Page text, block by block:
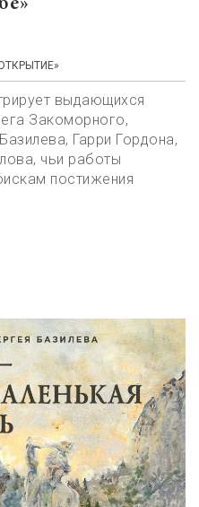
выдающихся
Закоморного,
Гарри Гордона,
чьи работы
постижения